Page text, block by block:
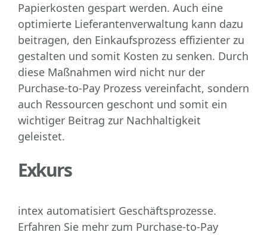
Papierkosten gespart werden. Auch eine
optimierte Lieferantenverwaltung kann dazu
beitragen, den Einkaufsprozess effizienter zu
gestalten und somit Kosten zu senken. Durch
diese Maßnahmen wird nicht nur der
Purchase-to-Pay Prozess vereinfacht, sondern
auch Ressourcen geschont und somit ein
wichtiger Beitrag zur Nachhaltigkeit
geleistet.
Exkurs
intex automatisiert Geschäftsprozesse.
Erfahren Sie mehr zum Purchase-to-Pay